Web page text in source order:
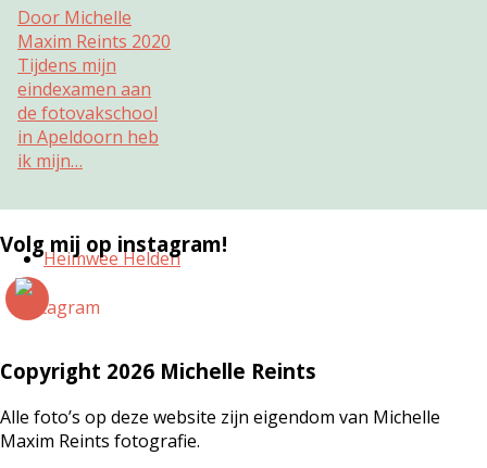
Door Michelle
Maxim Reints 2020
Tijdens mijn
eindexamen aan
de fotovakschool
in Apeldoorn heb
ik mijn…
Heimwee Helden
Volg mij op instagram!
Copyright 2026 Michelle Reints
Alle foto’s op deze website zijn eigendom van Michelle
Maxim Reints fotografie.